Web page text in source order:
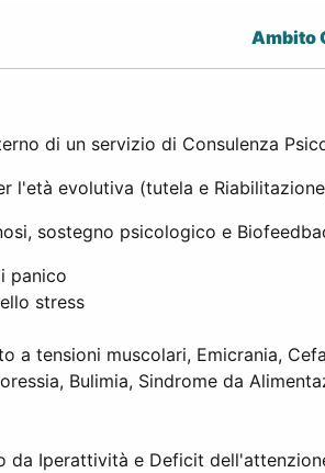
Ambito
di un servizio di Consulenza
l'età evolutiva (tutela e
sostegno psicologico e
panico
stress
a tensioni muscolari, Emicrania,
Bulimia, Sindrome da
da Iperattività e Deficit